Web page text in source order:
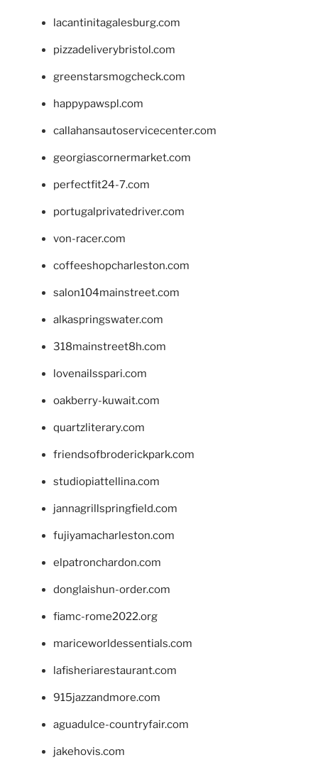
lacantinitagalesburg.com
pizzadeliverybristol.com
greenstarsmogcheck.com
happypawspl.com
callahansautoservicecenter.com
georgiascornermarket.com
perfectfit24-7.com
portugalprivatedriver.com
von-racer.com
coffeeshopcharleston.com
salon104mainstreet.com
alkaspringswater.com
318mainstreet8h.com
lovenailsspari.com
oakberry-kuwait.com
quartzliterary.com
friendsofbroderickpark.com
studiopiattellina.com
jannagrillspringfield.com
fujiyamacharleston.com
elpatronchardon.com
donglaishun-order.com
fiamc-rome2022.org
mariceworldessentials.com
lafisheriarestaurant.com
915jazzandmore.com
aguadulce-countryfair.com
jakehovis.com